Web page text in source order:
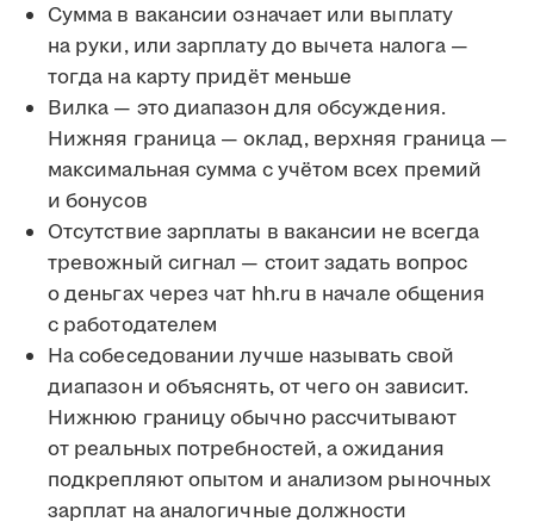
Сумма в вакансии означает или выплату
на руки, или зарплату до вычета налога —
тогда на карту придёт меньше
Вилка — это диапазон для обсуждения.
Нижняя граница — оклад, верхняя граница —
максимальная сумма с учётом всех премий
и бонусов
Отсутствие зарплаты в вакансии не всегда
тревожный сигнал — стоит задать вопрос
о деньгах через чат hh.ru в начале общения
с работодателем
На собеседовании лучше называть свой
диапазон и объяснять, от чего он зависит.
Нижнюю границу обычно рассчитывают
от реальных потребностей, а ожидания
подкрепляют опытом и анализом рыночных
зарплат на аналогичные должности